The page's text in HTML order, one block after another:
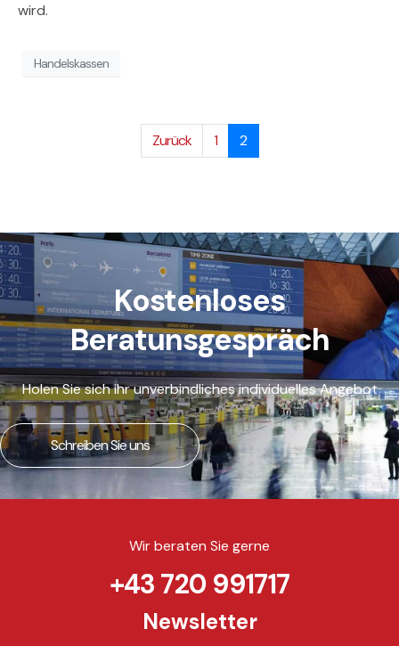
wird.
Handelskassen
Zurück 1 2
Kostenloses
Beratunsgespräch
Holen Sie sich ihr unverbindliches individuelles Angebot
Schreiben Sie uns
Wir beraten Sie gerne
+43 720 991717
Newsletter